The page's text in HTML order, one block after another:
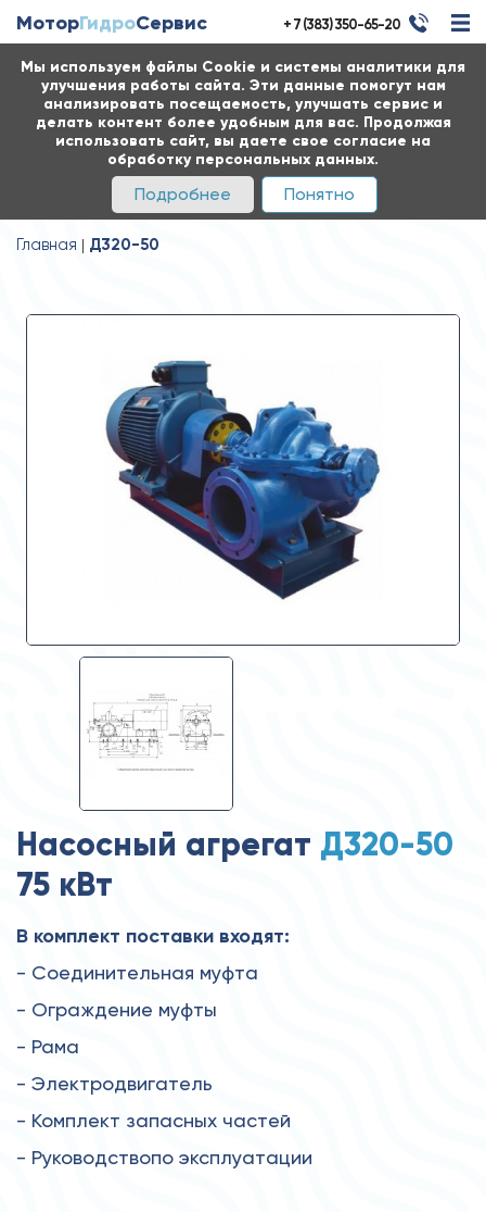
Мы используем файлы Cookie и системы аналитики для
улучшения работы сайта. Эти данные помогут нам
анализировать посещаемость, улучшать сервис и
делать контент более удобным для вас. Продолжая
использовать сайт, вы даете свое согласие на
обработку персональных данных.
Подробнее Понятно
МоторГидроСервис + 7 (383) 350-65-20
Главная Д320-50
Насосный агрегат Д320-50
75 кВт
В комплект поставки входят:
- Соединительная муфта
- Ограждение муфты
- Рама
- Электродвигатель
- Комплект запасных частей
- Руководствопо эксплуатации